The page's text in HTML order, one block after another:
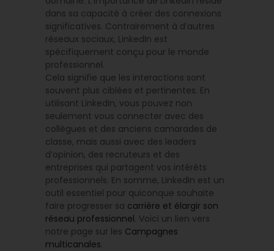
dans sa capacité à créer des connexions
significatives. Contrairement à d’autres
réseaux sociaux, LinkedIn est
spécifiquement conçu pour le monde
professionnel.
Cela signifie que les interactions sont
souvent plus ciblées et pertinentes. En
utilisant LinkedIn, vous pouvez non
seulement vous connecter avec des
collègues et des anciens camarades de
classe, mais aussi avec des leaders
d’opinion, des recruteurs et des
entreprises qui partagent vos intérêts
professionnels. En somme, LinkedIn est un
outil essentiel pour quiconque souhaite
faire progresser sa carrière et élargir son
réseau professionnel. Voici un lien vers
notre page sur les Campagnes
multicanales.